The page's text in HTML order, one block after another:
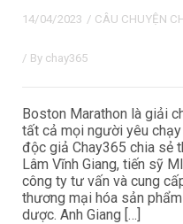
14/04/2023 / CÂU CHUYỆN
/ By chay365
Boston Marathon là giải
tất cả mọi người yêu
độc giả Chay365 chia sẻ
Lâm Vĩnh Giang, tiến sỹ
công ty tư vấn và cung
thương mại hóa sản
dược. Anh Giang […]